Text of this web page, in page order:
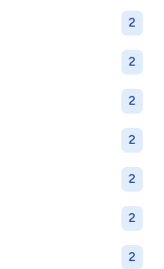
2
2
2
2
2
2
2